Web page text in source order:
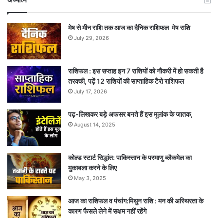
मेष से मीन राशि तक आज का दैनिक राशिफल मेष राशि
July 29, 2026
राशिफल : इस सप्ताह इन 7 राशियों को नौकरी में हो सकती है
तरक्की, पढ़ें 12 राशियों की साप्ताहिक टैरो राशिफल
July 17, 2026
पढ़-लिखकर बड़े अफसर बनते हैं इस मूलांक के जातक,
August 14, 2025
कोल्ड स्टार्ट सिद्धांत: पाकिस्तान के परमाणु ब्लैकमेल का
मुकाबला करने के लिए
May 3, 2025
आज का राशिफल व पंचांग:मिथुन राशि : मन की अस्थिरता के
कारण फैसले लेने में सक्षम नहीं रहेंगे